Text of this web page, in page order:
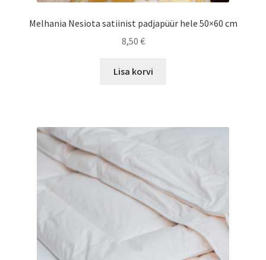
Melhania Nesiota satiinist padjapüür hele 50×60 cm
8,50 €
Lisa korvi